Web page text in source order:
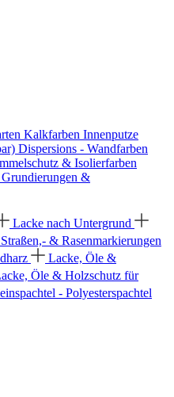
Kalkfarben Innenputze
Dispersions - Wandfarben
& Isolierfarben
Grundierungen &
Lacke nach Untergrund
Straßen,- & Rasenmarkierungen
Lacke, Öle &
Öle & Holzschutz für
- Polyesterspachtel